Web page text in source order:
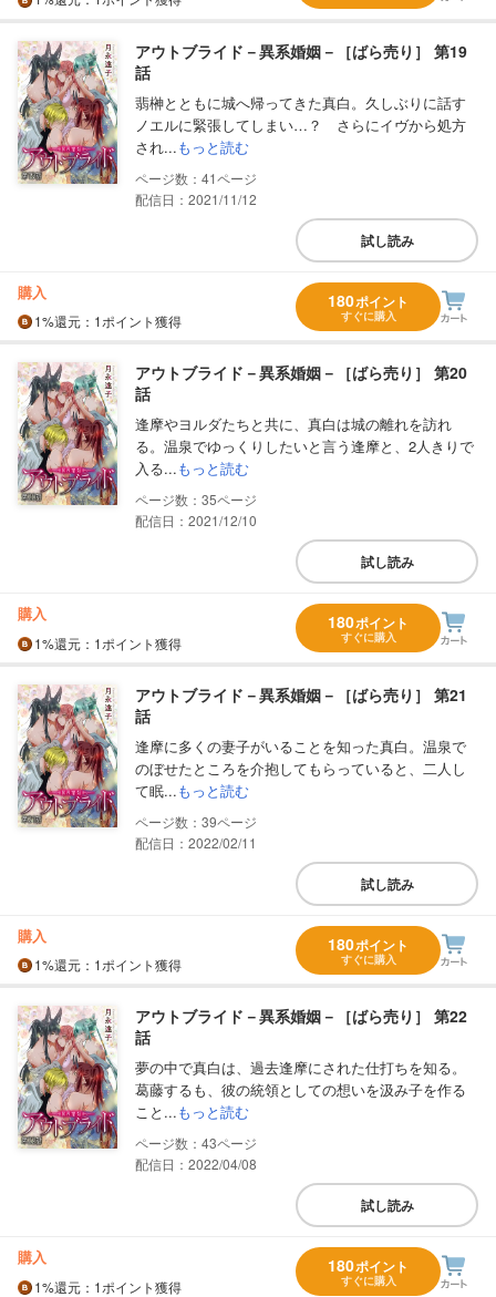
アウトブライド－異系婚姻－［ばら売り］ 第19
話
翡榊とともに城へ帰ってきた真白。久しぶりに話す
ノエルに緊張してしまい…？ さらにイヴから処方
され...もっと読む
41
配信日：2021/11/12
試し読み
購入
1%還元 ：1ポイント獲得
180ポイント
すぐに購入
アウトブライド－異系婚姻－［ばら売り］ 第20
話
逢摩やヨルダたちと共に、真白は城の離れを訪れ
る。温泉でゆっくりしたいと言う逢摩と、2人きりで
入る...もっと読む
35
配信日：2021/12/10
試し読み
購入
1%還元 ：1ポイント獲得
180ポイント
すぐに購入
アウトブライド－異系婚姻－［ばら売り］ 第21
話
逢摩に多くの妻子がいることを知った真白。温泉で
のぼせたところを介抱してもらっていると、二人し
て眠...もっと読む
39
配信日：2022/02/11
試し読み
購入
1%還元 ：1ポイント獲得
180ポイント
すぐに購入
アウトブライド－異系婚姻－［ばら売り］ 第22
話
夢の中で真白は、過去逢摩にされた仕打ちを知る。
葛藤するも、彼の統領としての想いを汲み子を作る
こと...もっと読む
43
配信日：2022/04/08
試し読み
購入
1%還元 ：1ポイント獲得
180ポイント
すぐに購入